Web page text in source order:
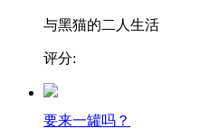
与黑猫的二人生活
评分:
要来一罐吗？